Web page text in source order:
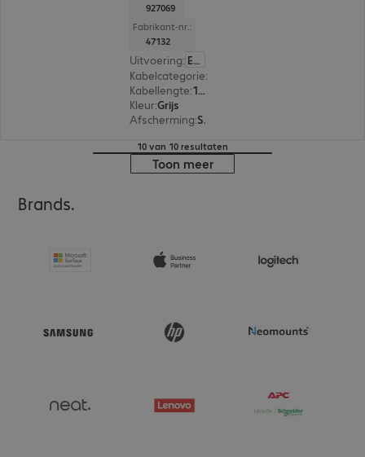
927069
Fabrikant-nr.:
47132
Uitvoering: Europa
Kabelcategorie:
Kabellengte: 1 m
Kleur:Grijs
Afscherming: S/FTP (PIMF)
10 van 10 resultaten
Toon meer
Brands.